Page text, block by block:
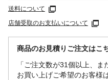
送料について
店舗受取のお支払いについて
商品のお見積りご注文はこ
「ご注文数が31個以上、
お買い上げご希望のお客様